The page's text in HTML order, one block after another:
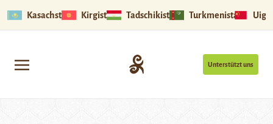
Kasachstan Kirgistan Tadschikistan Turkmenistan
Unterstützt uns